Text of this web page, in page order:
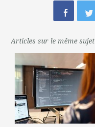
Articles sur le même sujet